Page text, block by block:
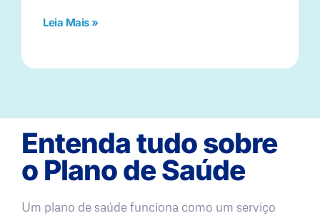
Leia Mais »
Entenda tudo sobre
o Plano de Saúde
Um plano de saúde funciona como um serviço